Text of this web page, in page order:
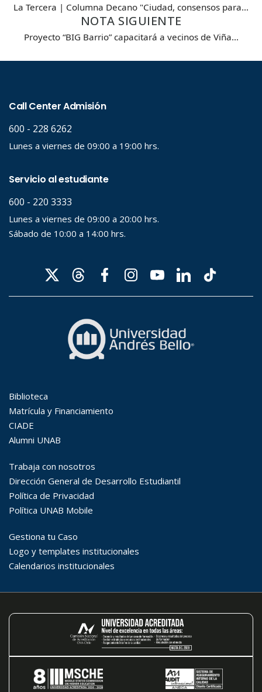
La Tercera | Columna Decano "Ciudad, consensos para…
NOTA SIGUIENTE
Proyecto “BIG Barrio” capacitará a vecinos de Viña…